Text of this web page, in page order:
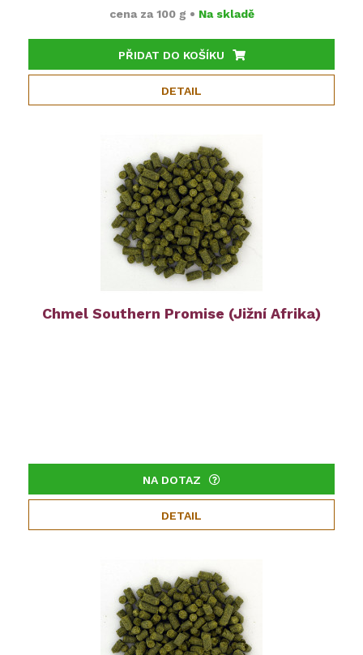
cena za 100 g • Na skladě
PŘIDAT DO KOŠÍKU
DETAIL
Chmel Southern Promise (Jižní Afrika)
NA DOTAZ
DETAIL